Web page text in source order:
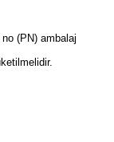
(PN) ambalaj